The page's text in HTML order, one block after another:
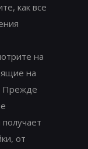
как все
на
на
Прежде
от